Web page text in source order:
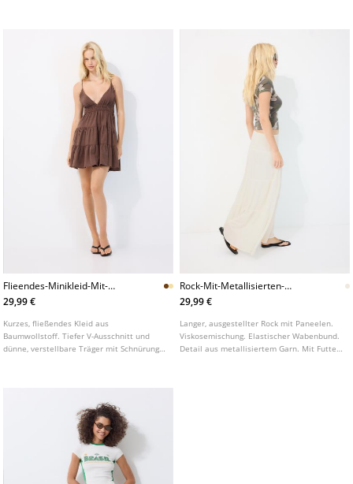
Flieendes-Minikleid-Mit-
Ruckenschnurung
29,99 €
Kurzes, fließendes Kleid aus
Baumwollstoff. Tiefer V-Ausschnitt und
dünne, verstellbare Träger mit Schnürung
Rock-Mit-Metallisierten-
Paneelen
29,99 €
Langer, ausgestellter Rock mit Paneelen.
Viskosemischung. Elastischer Wabenbund.
Detail aus metallisiertem Garn. Mit Futter.